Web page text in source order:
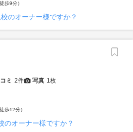
歩9分）
のオーナー様ですか？
ミ 2件 写真 1枚
歩12分）
のオーナー様ですか？